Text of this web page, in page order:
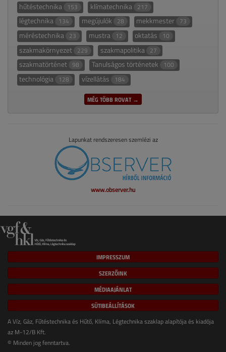
hűtéstechnika 153 klímatechnika 217
légtechnika 134 megújulók 28 mekkmester 73
méréstechnika 23 mustra 12 oktatás 10
szakmakörnyezet 229 szakmapolitika 27
szakmatörténet 98 Tanulságos történetek 100
technológia 128 vízellátás 184
MÉG TÖBB ROVAT →
Lapunkat rendszeresen szemlézi az
www.observer.hu
IMPRESSZUM
SZERZŐINK
MÉDIAAJÁNLAT
SÜTIBEÁLLÍTÁSOK
A Víz, Gáz, Fűtéstechnika és Hűtő, Klíma, Légtechnika szaklap alapítója és kiadója
az M-12/B Kft.
© Minden jog fenntartva.